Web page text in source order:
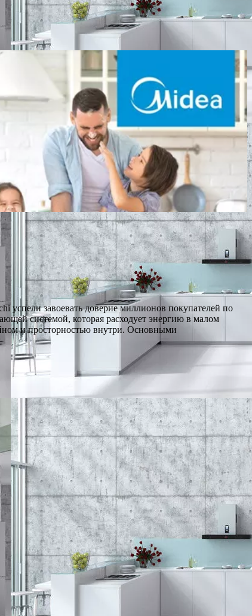
успели завоевать доверие миллионов покупателей по
системой, которая расходует энергию в малом
и просторностью внутри. Основными